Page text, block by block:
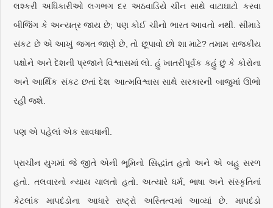
લશ્કરી અધિકારીઓ લગભગ દર અઠવાડિયે ચીન સાથે વાટાઘાટો કરવા
બીજિંગ કે અન્યત્ર જાય છે; પણ કોઈ ચીનો ભારત આવતો નથી. સીમાડે
સંકટ છે એ આખું જગત જાણે છે, તો છૂપાવો છો શા માટે? તમામ રાજકીય
પક્ષોને અને દેશની પ્રજાને વિશ્વાસમાં લો. હું ખાતરીપૂર્વક કહું છું કે કોરોના
અને આર્થિક સંકટ છતાં દેશ આત્મવિશ્વાસ સાથે સરકારની બાજુમાં ઊભો
રહી જશે.
પણ એ પહેલાં એક સાવધાની.
પ્રાચીન યુગમાં જે જીતે એની ભૂમિનો સિદ્ધાંત હતો અને એ બહુ સરળ
હતો. તલવારનો ન્યાય ચાલતો હતો. અત્યારે ધર્મ, ભાષા અને સંસ્કૃતિનાં
કેટલાંક માપદંડોના આધારે રાષ્ટ્રો અસ્તિત્વમાં આવ્યાં છે. માપદંડો